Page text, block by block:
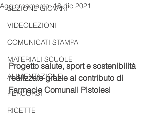
SEZIONE GIOVANI
VIDEOLEZIONI
COMUNICATI STAMPA
MATERIALI SCUOLE
ALIMENTAZIONE
PERCORSI
RICETTE
Aggiornamento:16 dic 2021
Progetto salute, sport e sostenibilità
realizzato grazie al contributo di
Farmacie Comunali Pistoiesi